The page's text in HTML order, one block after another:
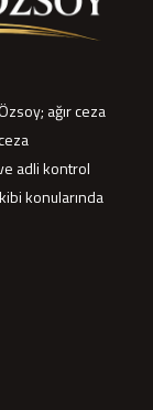
ağır ceza
adli kontrol
konularında